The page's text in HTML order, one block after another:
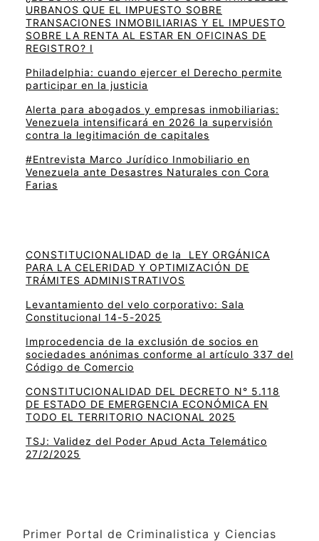
URBANOS QUE EL IMPUESTO SOBRE
TRANSACIONES INMOBILIARIAS Y EL IMPUESTO
SOBRE LA RENTA AL ESTAR EN OFICINAS DE
REGISTRO? I
Philadelphia: cuando ejercer el Derecho permite
participar en la justicia
Alerta para abogados y empresas inmobiliarias:
Venezuela intensificará en 2026 la supervisión
contra la legitimación de capitales
#Entrevista Marco Jurídico Inmobiliario en
Venezuela ante Desastres Naturales con Cora
Farias
CONSTITUCIONALIDAD de la LEY ORGÁNICA
PARA LA CELERIDAD Y OPTIMIZACIÓN DE
TRÁMITES ADMINISTRATIVOS
Levantamiento del velo corporativo: Sala
Constitucional 14-5-2025
Improcedencia de la exclusión de socios en
sociedades anónimas conforme al artículo 337 del
Código de Comercio
CONSTITUCIONALIDAD DEL DECRETO N° 5.118
DE ESTADO DE EMERGENCIA ECONÓMICA EN
TODO EL TERRITORIO NACIONAL 2025
TSJ: Validez del Poder Apud Acta Telemático
27/2/2025
Primer Portal de Criminalistica y Ciencias